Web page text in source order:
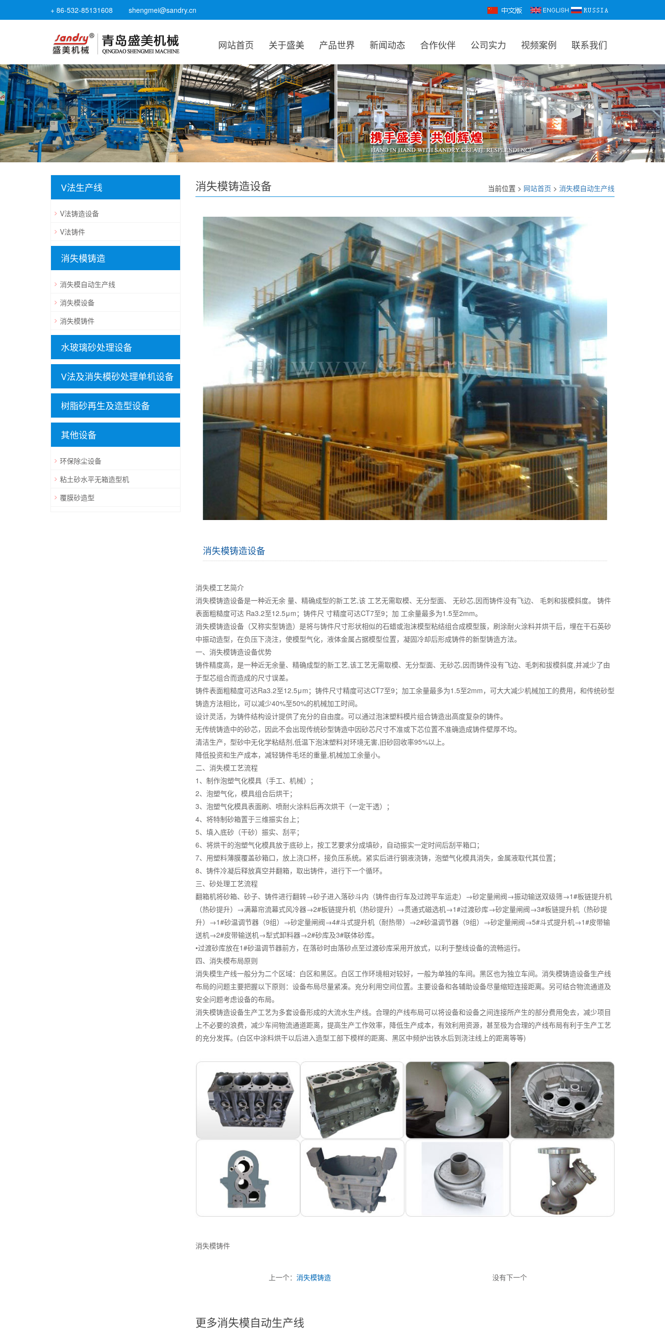
+ 86-532-85131608 shengmei@sandry.cn
网站首页 关于盛美 产品世界 新闻动态 合作伙伴 公司实力 视频案例 联系我们
消失模铸造设备 当前位置 > 网站首页 > 消失模自动生产线
消失模铸造设备
消失模工艺简介
消失模铸造设备是一种近无余 量、精确成型的新工艺,该 工艺无需取模、无分型面、 无砂芯,因而铸件没有飞边、 毛刺和拔模斜度。 铸件
表面粗糙度可达 Ra3.2至12.5μm；铸件尺 寸精度可达CT7至9；加 工余量最多为1.5至2mm。
消失模铸造设备（又称实型铸造）是将与铸件尺寸形状相似的石蜡或泡沫模型粘结组合成模型簇，刷涂耐火涂料并烘干后，埋在干石英砂
中振动造型，在负压下浇注，使模型气化，液体金属占据模型位置，凝固冷却后形成铸件的新型铸造方法。
一、消失模铸造设备优势
铸件精度高，是一种近无余量、精确成型的新工艺,该工艺无需取模、无分型面、无砂芯,因而铸件没有飞边、毛刺和拔模斜度,并减少了由
于型芯组合而造成的尺寸误差。
铸件表面粗糙度可达Ra3.2至12.5μm；铸件尺寸精度可达CT7至9；加工余量最多为1.5至2mm，可大大减少机械加工的费用，和传统砂型
铸造方法相比，可以减少40%至50%的机械加工时间。
设计灵活，为铸件结构设计提供了充分的自由度。可以通过泡沫塑料模片组合铸造出高度复杂的铸件。
无传统铸造中的砂芯，因此不会出现传统砂型铸造中因砂芯尺寸不准或下芯位置不准确造成铸件壁厚不均。
清洁生产，型砂中无化学粘结剂,低温下泡沫塑料对环境无害,旧砂回收率95%以上。
降低投资和生产成本，减轻铸件毛坯的重量,机械加工余量小。
二、消失模工艺流程
1、制作泡塑气化模具（手工、机械）；
2、泡塑气化，模具组合后烘干；
3、泡塑气化模具表面刷、喷耐火涂料后再次烘干（一定干透）；
4、将特制砂箱置于三维振实台上；
5、填入底砂（干砂）振实、刮平；
6、将烘干的泡塑气化模具放于底砂上，按工艺要求分成填砂，自动振实一定时间后刮平箱口；
7、用塑料薄膜覆盖砂箱口，放上浇口杯，接负压系统。紧实后进行钢液浇铸，泡塑气化模具消失，金属液取代其位置；
8、铸件冷凝后释放真空并翻箱，取出铸件，进行下一个循环。
三、砂处理工艺流程
翻箱机将砂箱、砂子、铸件进行翻转→砂子进入落砂斗内（铸件由行车及过跨平车运走）→砂定量闸阀→振动输送双级筛→1#板链提升机
（热砂提升）→满幕帘流幕式风冷器→2#板链提升机（热砂提升）→贯通式磁选机→1#过渡砂库→砂定量闸阀→3#板链提升机（热砂提
升）→1#砂温调节器（9组）→砂定量闸阀→4#斗式提升机（耐热带）→2#砂温调节器（9组）→砂定量闸阀→5#斗式提升机→1#皮带输
送机→2#皮带输送机→犁式卸料器→2#砂库及3#联体砂库。
•过渡砂库放在1#砂温调节器前方，在落砂时由落砂点至过渡砂库采用开放式，以利于整线设备的流畅运行。
四、消失模布局原则
消失模生产线一般分为二个区域：白区和黑区。白区工作环境相对较好，一般为单独的车间。黑区也为独立车间。消失模铸造设备生产线
布局的问题主要把握以下原则：设备布局尽量紧凑。充分利用空间位置。主要设备和各辅助设备尽量缩短连接距离。另可结合物流通道及
安全问题考虑设备的布局。
消失模铸造设备生产工艺为多套设备形成的大流水生产线。合理的产线布局可以将设备和设备之间连接所产生的部分费用免去，减少项目
上不必要的浪费，减少车间物流通道距离，提高生产工作效率，降低生产成本，有效利用资源，甚至极为合理的产线布局有利于生产工艺
的充分发挥。(白区中涂料烘干以后进入造型工部下模样的距离、黑区中频炉出铁水后到浇注线上的距离等等)
消失模铸件
上一个：消失模铸造 没有下一个
更多消失模自动生产线
V法生产线
V法铸造设备
V法铸件
消失模铸造
消失模自动生产线
消失模设备
消失模铸件
水玻璃砂处理设备
V法及消失模砂处理单机设备
树脂砂再生及造型设备
其他设备
环保除尘设备
粘土砂水平无箱造型机
覆膜砂造型